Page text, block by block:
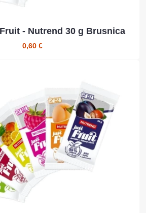
- Nutrend 30 g Brusnica
0,60 €